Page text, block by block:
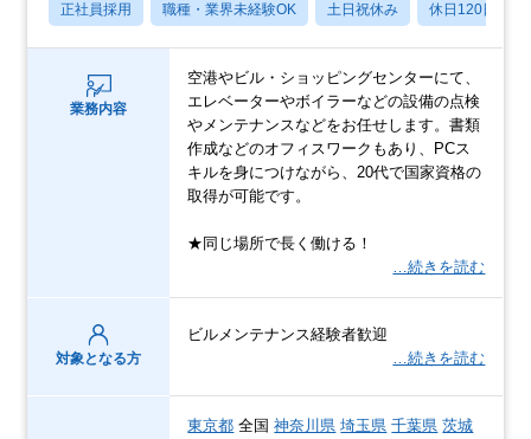
正社員採用 職種・業界未経験OK 土日祝休み 休日120日以上
業務内容
空港やビル・ショッピングセンターにて、
エレベーターやボイラーなどの設備の点検
やメンテナンスなどをお任せします。書類
作成などのオフィスワークもあり、PCス
キルを身につけながら、20代で国家資格の
取得が可能です。
★同じ場所で長く働ける！
…続きを読む
対象となる方
ビルメンテナンス経験者歓迎
…続きを読む
東京都 全国神奈川県 埼玉県 千葉県 茨城